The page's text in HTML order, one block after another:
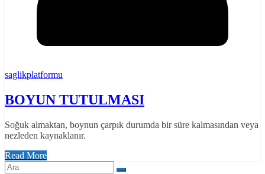
saglikplatformu
BOYUN TUTULMASI
Soğuk almaktan, boynun çarpık durumda bir süre kalmasından veya
nezleden kaynaklanır.
Read More